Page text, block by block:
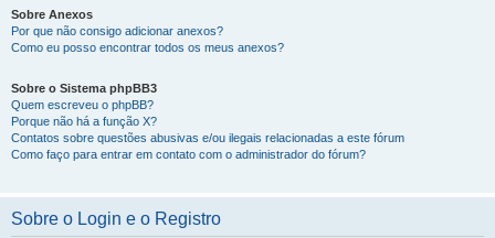
Sobre Anexos
Por que não consigo adicionar anexos?
Como eu posso encontrar todos os meus anexos?
Sobre o Sistema phpBB3
Quem escreveu o phpBB?
Porque não há a função X?
Contatos sobre questões abusivas e/ou ilegais relacionadas a este fórum
Como faço para entrar em contato com o administrador do fórum?
Sobre o Login e o Registro